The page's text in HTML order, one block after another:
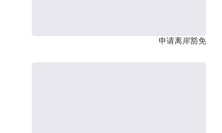
申请离岸豁免